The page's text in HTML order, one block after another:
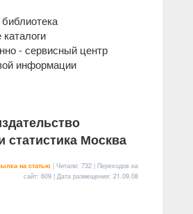
- сервисный центр
информации
Москва
на статью | Читали: 732 | Переходов на
сайт: 609 | Дата размещения: 21.09.08